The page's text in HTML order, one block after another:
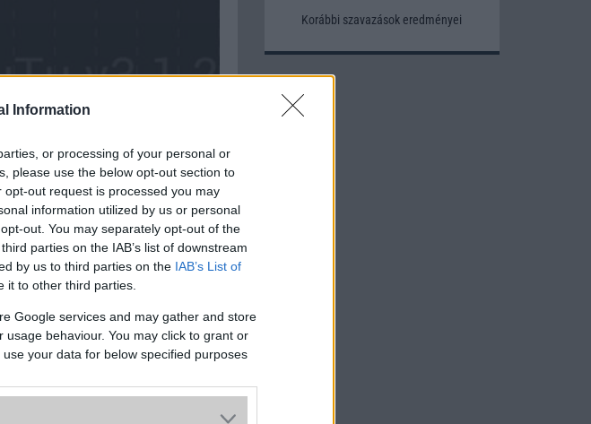
Information
or processing of your personal or
please use the below opt-out section to
out request is processed you may
information utilized by us or personal
out. You may separately opt-out of the
parties on the IAB’s list of downstream
by us to third parties on the IAB’s List of
it to other third parties.
Google services and may gather and store
behaviour. You may click to grant or
your data for below specified purposes
Korábbi szavazások eredményei